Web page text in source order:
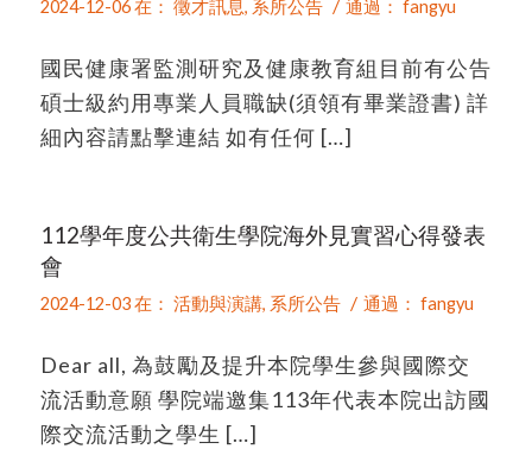
2024-12-06 在： 徵才訊息, 系所公告 / 通過： fangyu
國民健康署監測研究及健康教育組目前有公告
碩士級約用專業人員職缺(須領有畢業證書) 詳
細內容請點擊連結 如有任何 […]
112學年度公共衛生學院海外見實習心得發表
會
2024-12-03 在： 活動與演講, 系所公告 / 通過： fangyu
Dear all, 為鼓勵及提升本院學生參與國際交
流活動意願 學院端邀集113年代表本院出訪國
際交流活動之學生 […]